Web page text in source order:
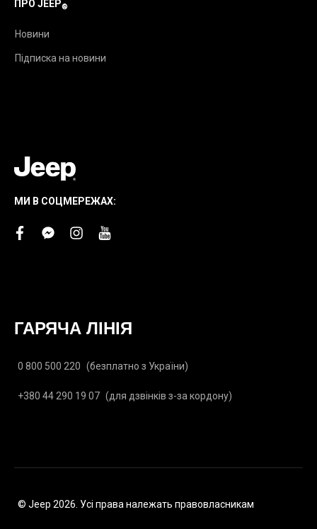
ПРО JEEP®
Новини
Підписка на новини
МИ В СОЦМЕРЕЖАХ:
facebookfacebook-
instagram
youtube
ГАРЯЧА ЛІНІЯ
0 800 500 220 (безплатно з України)
+380 44 290 19 07 (для дзвінків з-за кордону)
© Jeep 2026. Усі права належать правовласникам